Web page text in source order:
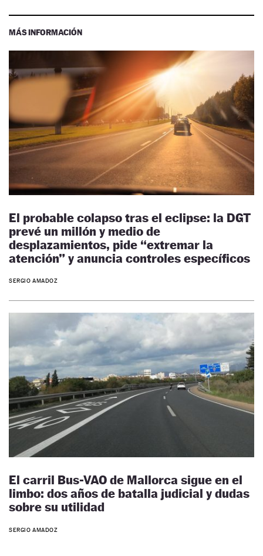
MÁS INFORMACIÓN
El probable colapso tras el eclipse: la DGT
prevé un millón y medio de
desplazamientos, pide “extremar la
atención” y anuncia controles específicos
SERGIO AMADOZ
El carril Bus-VAO de Mallorca sigue en el
limbo: dos años de batalla judicial y dudas
sobre su utilidad
SERGIO AMADOZ